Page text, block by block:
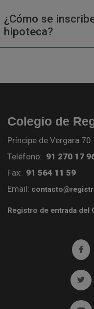
¿Cómo se
hipoteca?
Colegio de
Príncipe de Vergara
Teléfono: 91 270 17
Fax: 91 564 11 59
Email:
Registro de entrada
Ir
Ir